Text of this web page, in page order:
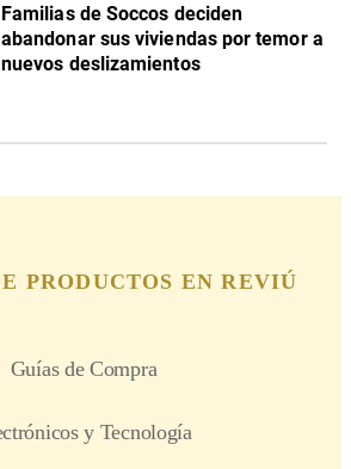
Familias de Soccos deciden
abandonar sus viviendas por temor a
nuevos deslizamientos